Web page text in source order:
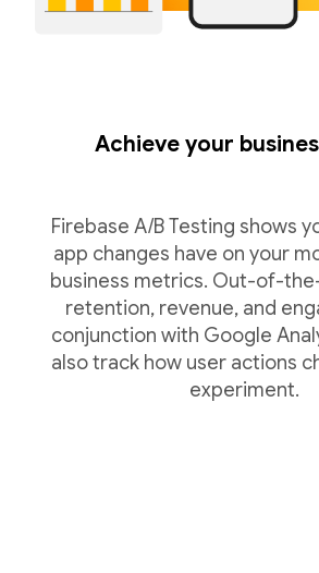
Achieve your
Firebase A/B Testing shows
app changes have on your
business metrics. Out-of-
retention, revenue, and
conjunction with Google
also track how user actions
experiment.